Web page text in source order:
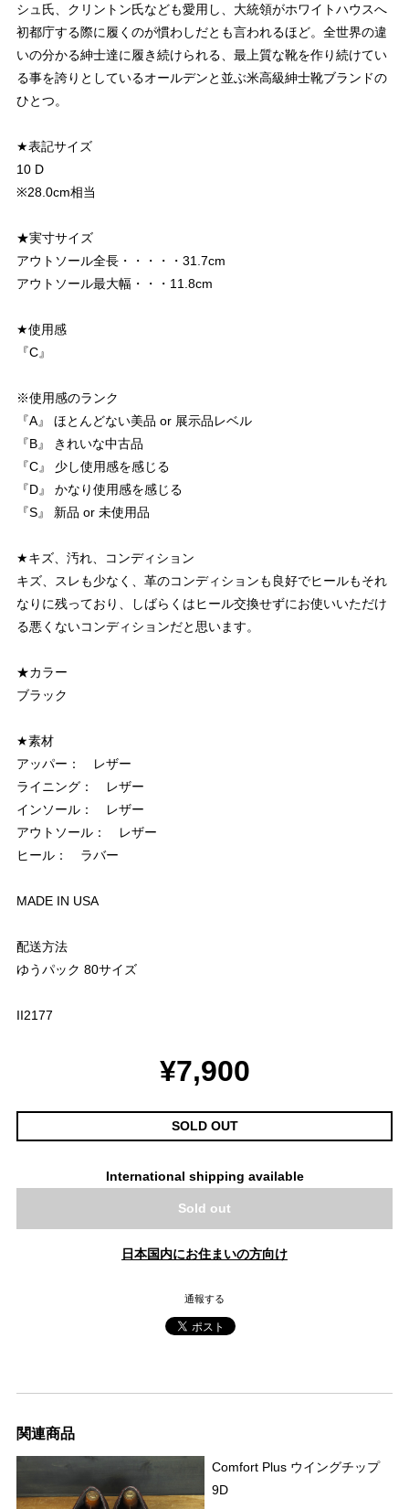
シュ氏、クリントン氏なども愛用し、大統領がホワイトハウスへ
初都庁する際に履くのが慣わしだとも言われるほど。全世界の違
いの分かる紳士達に履き続けられる、最上質な靴を作り続けてい
る事を誇りとしているオールデンと並ぶ米高級紳士靴ブランドの
ひとつ。
★表記サイズ
10 D
※28.0cm相当
★実寸サイズ
アウトソール全長・・・・・31.7cm
アウトソール最大幅・・・11.8cm
★使用感
『C』
※使用感のランク
『A』 ほとんどない美品 or 展示品レベル
『B』 きれいな中古品
『C』 少し使用感を感じる
『D』 かなり使用感を感じる
『S』 新品 or 未使用品
★キズ、汚れ、コンディション
キズ、スレも少なく、革のコンディションも良好でヒールもそれ
なりに残っており、しばらくはヒール交換せずにお使いいただけ
る悪くないコンディションだと思います。
★カラー
ブラック
★素材
アッパー： レザー
ライニング： レザー
インソール： レザー
アウトソール： レザー
ヒール： ラバー
MADE IN USA
配送方法
ゆうパック 80サイズ
II2177
¥7,900
SOLD OUT
International shipping available
Sold out
日本国内にお住まいの方向け
通報する
関連商品
Comfort Plus ウイングチップ
9D